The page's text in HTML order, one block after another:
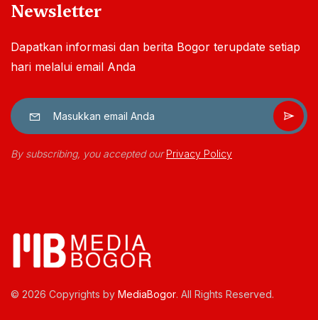
Newsletter
Dapatkan informasi dan berita Bogor terupdate setiap
hari melalui email Anda
By subscribing, you accepted ourPrivacy Policy
© 2026 Copyrights by MediaBogor. All Rights Reserved.